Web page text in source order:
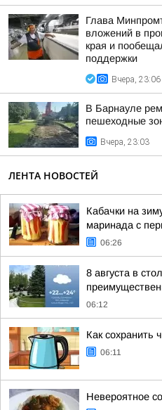
Глава
вложений в
края и
поддержки
Вчера, 23:06
В Барнауле
пешеходные
Вчера, 23:03
ЛЕНТА НОВОСТЕЙ
Кабачки на
маринада с
06:26
8 августа в
06:12
Как сохранить
06:11
Невероятное